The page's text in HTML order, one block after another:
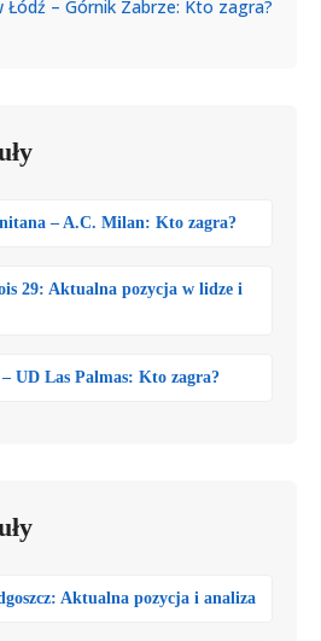
Łódź – Górnik Zabrze: Kto zagra?
– A.C. Milan: Kto zagra?
29: Aktualna pozycja w lidze i
UD Las Palmas: Kto zagra?
Aktualna pozycja i analiza